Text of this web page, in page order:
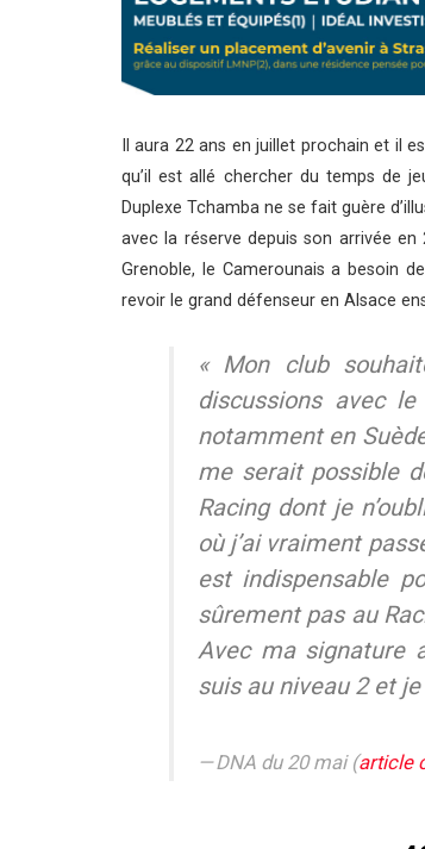
Il aura 22 ans en juillet prochain et il
qu’il est allé chercher du temps de
Duplexe Tchamba ne se fait guère
avec la réserve depuis son arrivée
Grenoble, le Camerounais a besoin
revoir le grand défenseur en Alsace
« Mon club
discussions avec
notamment en
me serait possible
Racing dont je
où j’ai vraiment
est indispensable
sûrement pas au
Avec ma signature
suis au niveau 2 et
DNA du 20 mai (article